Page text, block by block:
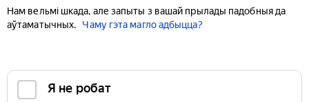
Нам вельмі шкада, але запыты з вашай прылады падобныя да
аўтаматычных.
Чаму гэта магло адбыцца?
Я не робат